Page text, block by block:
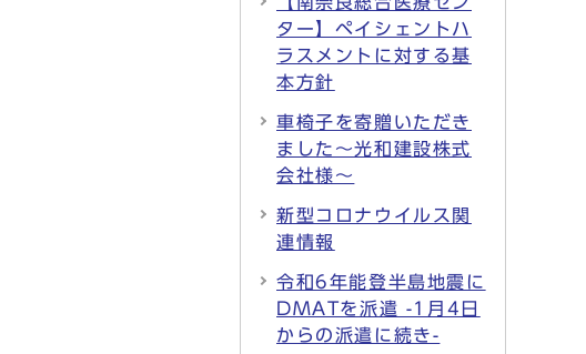
ター】ペイシェントハ
ラスメントに対する基
本方針
車椅子を寄贈いただき
ました～光和建設株式
会社様～
新型コロナウイルス関
連情報
令和6年能登半島地震に
DMATを派遣 -1月4日
からの派遣に続き-